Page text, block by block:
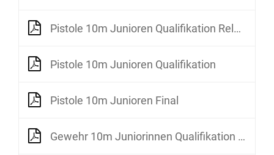
Pistole 10m Junioren Qualifikation Relay 1.pdf
Pistole 10m Junioren Qualifikation
Pistole 10m Junioren Final
Gewehr 10m Juniorinnen Qualifikation Relay 1